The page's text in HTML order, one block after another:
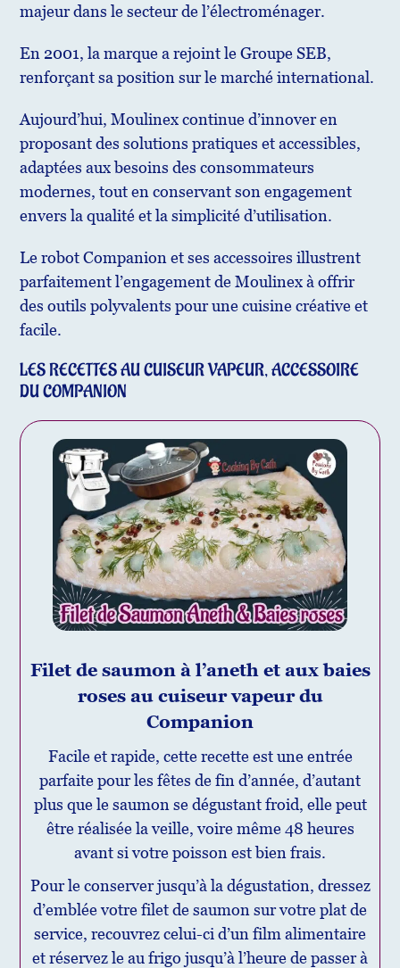
majeur dans le secteur de l’électroménager.
En 2001, la marque a rejoint le Groupe SEB,
renforçant sa position sur le marché international.
Aujourd’hui, Moulinex continue d’innover en
proposant des solutions pratiques et accessibles,
adaptées aux besoins des consommateurs
modernes, tout en conservant son engagement
envers la qualité et la simplicité d’utilisation.
Le robot Companion et ses accessoires illustrent
parfaitement l’engagement de Moulinex à offrir
des outils polyvalents pour une cuisine créative et
facile.
LES RECETTES AU CUISEUR VAPEUR, ACCESSOIRE
DU COMPANION
Filet de saumon à l’aneth et aux baies
roses au cuiseur vapeur du
Companion
Facile et rapide, cette recette est une entrée
parfaite pour les fêtes de fin d’année, d’autant
plus que le saumon se dégustant froid, elle peut
être réalisée la veille, voire même 48 heures
avant si votre poisson est bien frais.
Pour le conserver jusqu’à la dégustation, dressez
d’emblée votre filet de saumon sur votre plat de
service, recouvrez celui-ci d’un film alimentaire
et réservez le au frigo jusqu’à l’heure de passer à